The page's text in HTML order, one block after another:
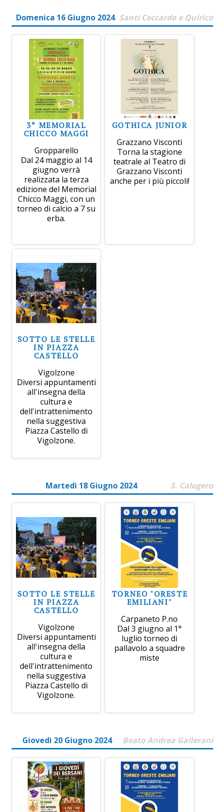
Domenica 16 Giugno 2024 Santi Ceccardo e Quirico
3° MEMORIAL
CHICCO MAGGI
Gropparello
Dal 24 maggio al 14
giugno verrà
realizzata la terza
edizione del Memorial
Chicco Maggi, con un
torneo di calcio a 7 su
erba.
GOTHICA JUNIOR
Grazzano Visconti
Torna la stagione
teatrale al Teatro di
Grazzano Visconti
anche per i più piccoli!
SOTTO LE STELLE
IN PIAZZA
CASTELLO
Vigolzone
Diversi appuntamenti
all'insegna della
cultura e
dell'intrattenimento
nella suggestiva
Piazza Castello di
Vigolzone.
Martedì 18 Giugno 2024 S. Calogero
SOTTO LE STELLE
IN PIAZZA
CASTELLO
Vigolzone
Diversi appuntamenti
all'insegna della
cultura e
dell'intrattenimento
nella suggestiva
Piazza Castello di
Vigolzone.
TORNEO "ORESTE
EMILIANI"
Carpaneto P.no
Dal 3 giugno al 1°
luglio torneo di
pallavolo a squadre
miste
Giovedì 20 Giugno 2024 Beato Andrea Gallerani